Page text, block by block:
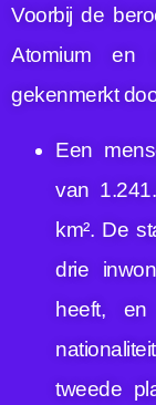
Voorbij de
Atomium en
gekenmerkt
Een
van
km². De
drie
heeft,
tweede